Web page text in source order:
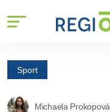
Sport
Michaela Prokopová